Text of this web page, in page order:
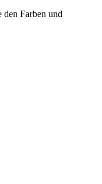
Farben und